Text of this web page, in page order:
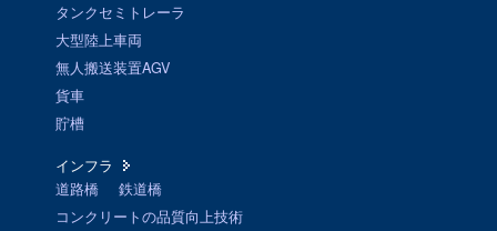
タンクセミトレーラ
大型陸上車両
無人搬送装置AGV
貨車
貯槽
インフラ
道路橋
鉄道橋
コンクリートの品質向上技術